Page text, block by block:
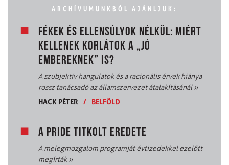
ARCHÍVUMUNKBÓL AJÁNLJUK:
FÉKEK ÉS ELLENSÚLYOK NÉLKÜL: MIÉRT
KELLENEK KORLÁTOK A „JÓ
EMBEREKNEK” IS?
A szubjektív hangulatok és a racionális érvek hiánya
rossz tanácsadó az államszervezet átalakításánál»
HACK PÉTER
/ BELFÖLD
A PRIDE TITKOLT EREDETE
A melegmozgalom programját évtizedekkel ezelőtt
megírták»